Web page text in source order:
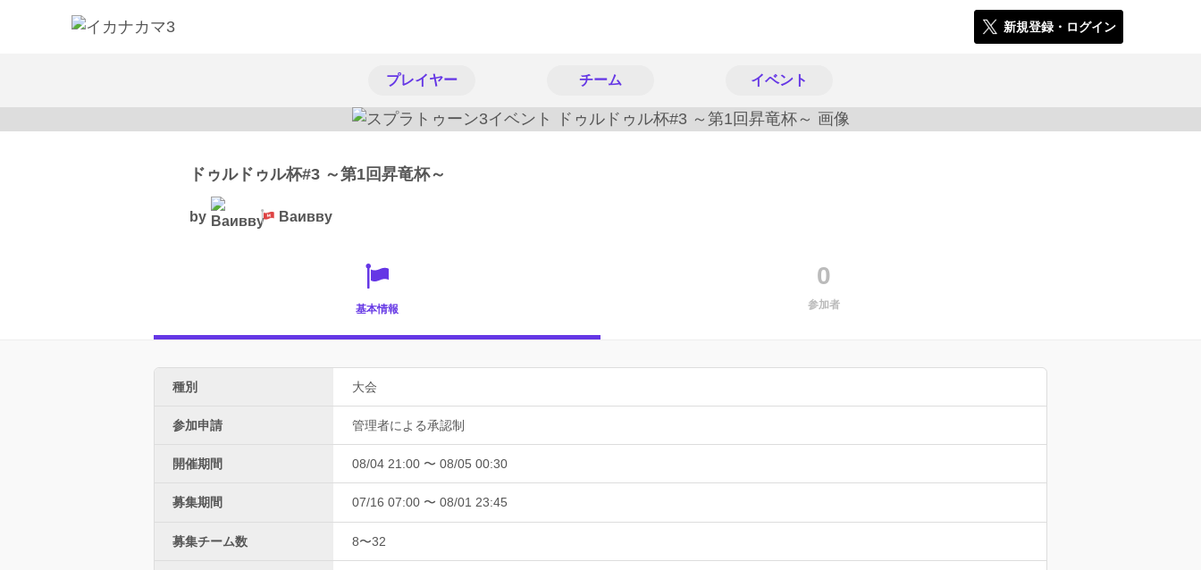
新規登録・ログイン
プレイヤー チーム イベント
ドゥルドゥル杯#3 ～第1回昇竜杯～
by Ваивву
基本情報
0
参加者
種別 大会
参加申請 管理者による承認制
開催期間 08/04 21:00 〜 08/05 00:30
募集期間 07/16 07:00 〜 08/01 23:45
募集チーム数 8〜32